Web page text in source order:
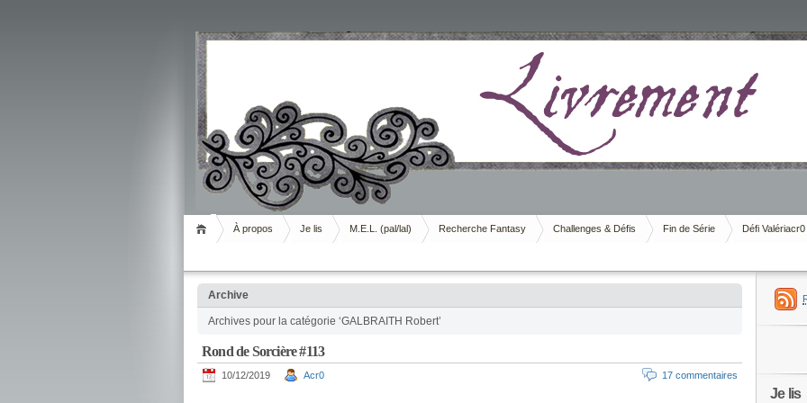
Livrement
À propos Je lis M.E.L. (pal/lal) Recherche Fantasy Challenges & Défis Fin de Série Défi Valériacr0
Archive
Archives pour la catégorie ‘GALBRAITH Robert’
Rond de Sorcière #113
10/12/2019 Acr0 17 commentaires
Je lis